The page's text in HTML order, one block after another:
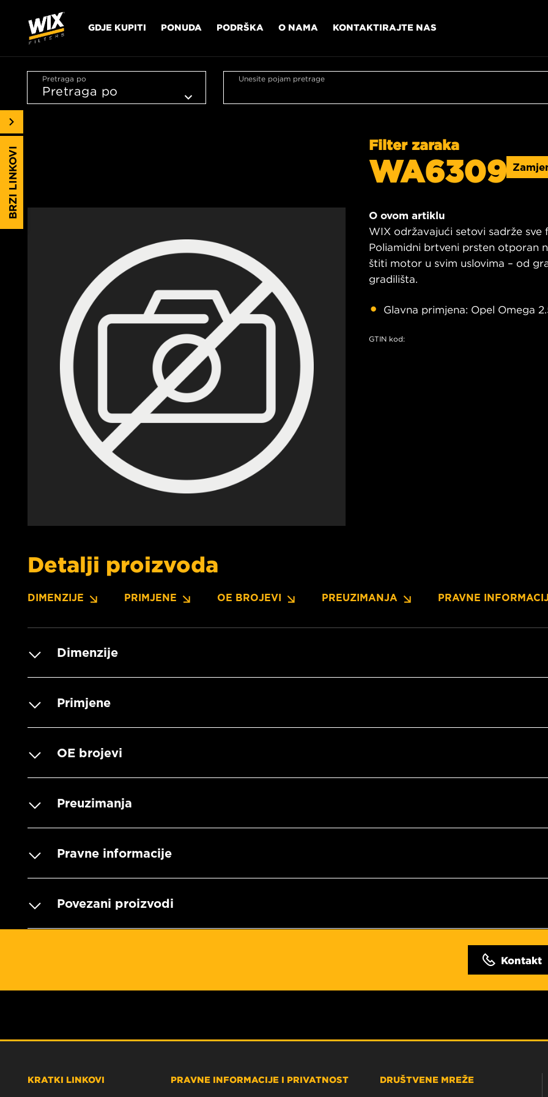
GDJE KUPITI PONUDA PODRŠKA O NAMA KONTAKTIRAJTE NAS
Pretraga po Unesite pojam pretrage
Filter zaraka
WA6309
O ovom artiklu
WIX održavajući setovi sadrže
Poliamidni brtveni prsten otporan
štiti motor u svim uslovima – od
gradilišta.
Glavna primjena: Opel Omega
GTIN kod:
Detalji proizvoda
DIMENZIJE PRIMJENE OE BROJEVI PREUZIMANJA PRAVNE
Dimenzije
Primjene
OE brojevi
Preuzimanja
Pravne informacije
Povezani proizvodi
Kontakt
BRZI LINKOVI
KRATKI LINKOVI PRAVNE INFORMACIJE I PRIVATNOST DRUŠTVENE MREŽE